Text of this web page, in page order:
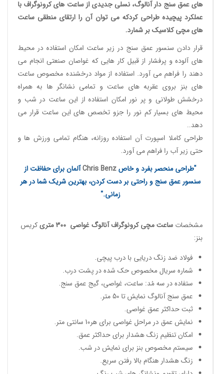
های عمق سنج دار آنالوگ، نسلی جدیدی ازساعت های کرونوگرافبا
عملکرد پیچیده طراحی کردکه می توان آن را ارتقای منطقی ساعت
های مچی کلاسیکبر شمارد.
قرار دادن سنسور عمق سنج در زیر ساعت امکان استفاده در محیط
های آلوده و پرفشار از قبیل کار هایی که غواصان صنعتی انجام می
دهند را فراهم می آورد. استفاده از مواد درخشنده مخصوص ساعت
های بنز بروی عقربه های ساعت و تمامی نشانگر ها به همراه
درخشش طولانی و پر نور امکان استفاده از این ساعت در شب و
محیط های بسیار کم نور را جزو تخصص های این ساعت قرار می
دهد..
طراحی کاملا اسپورت آن استفاده روزانه، هنگام تمامی ورزش ها و
حتی زیر آب را فراهم می آورد.
"طراحی منحصر بفرد و خاصChris Benzآلمان برای حفاظت از
سنسور عمق سنج و راحتی بر دست کردن، بهترین شریک شما در هر
زمانی."
مشخصات ساعت مچی کرونوگراف آنالوگ غواصی 300 متری
کریس
بنز:
فولاد ضد زنگ دریایی با درب پیچی.
شماره سریال مخصوص حک شده در پشت درب.
ستفاده در سه مُد: ساعت، غواصی، گیج عمق سنج.
عمق سنج آنالوگ نمایش تا 50 متر.
ثبت حداکثر عمق غواصی.
نمایش عمق در مراحل غواصی برای هر10 سانتی متر.
امکان تنظیم زنگ هشدار برای حداکثر عمق.
سیستم مخصوص بنز برای نمایش در شب.
زنگ هشدار هنگام بالا رفتن سریع.